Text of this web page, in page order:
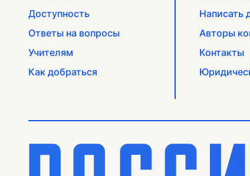
Доступность
Ответы на вопросы
Учителям
Как добраться
Написать
Авторы
Контакты